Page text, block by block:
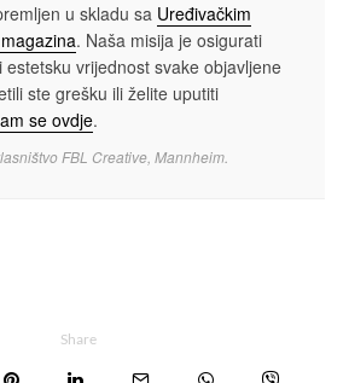
u skladu sa Uređivačkim
. Naša misija je osigurati
vrijednost svake objavljene
ste grešku ili želite uputiti
se ovdje.
FBL Creative, Mannheim.
Share